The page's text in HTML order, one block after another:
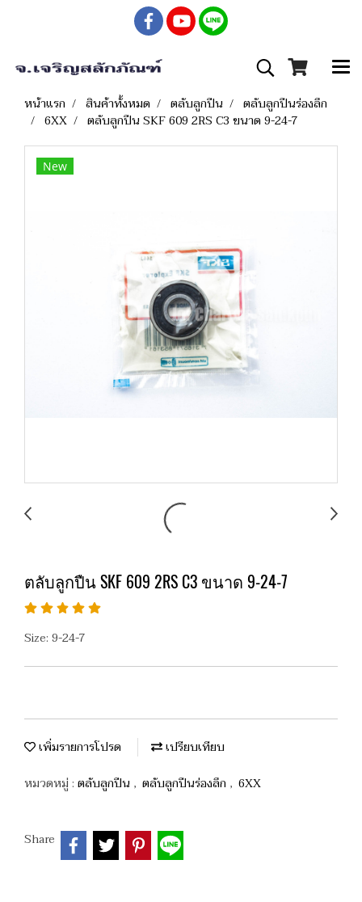
หน้าแรก สินค้าทั้งหมด ตลับลูกปืน
ตลับลูกปืนร่องลึก
6XX
ตลับลูกปืน SKF 609 2RS C3 ขนาด 9-24-7
New
ตลับลูกปืน SKF 609 2RS C3 ขนาด 9-24-7
Size: 9-24-7
เพิ่มรายการโปรด
เปรียบเทียบ
หมวดหมู่ : ตลับลูกปืน , ตลับลูกปืนร่องลึก , 6XX
Share